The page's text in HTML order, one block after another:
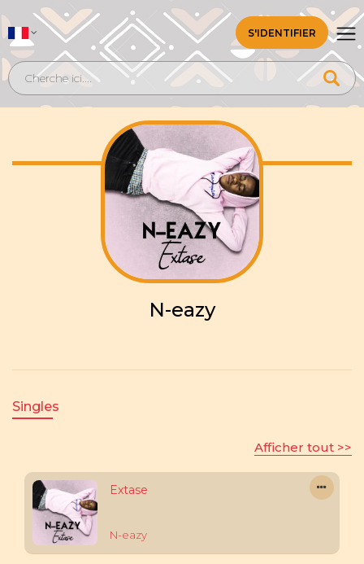
S'IDENTIFIER
N-eazy
Singles
Afficher tout >>
Extase
N-eazy